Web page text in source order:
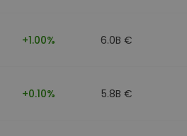
+1.00% 6.0B €
+0.10% 5.8B €